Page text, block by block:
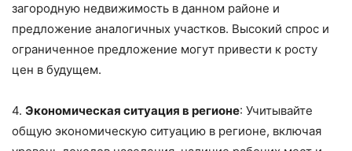
загородную недвижимость в данном районе и
предложение аналогичных участков. Высокий спрос и
ограниченное предложение могут привести к росту
цен в будущем.
4. Экономическая ситуация в регионе: Учитывайте
общую экономическую ситуацию в регионе, включая